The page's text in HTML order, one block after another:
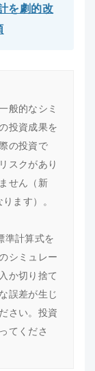
を劇的改
般的なシミ
投資成果を
の投資で
スクがあり
せん（新
ます）。
準計算式を
シミュレー
か切り捨て
誤差が生じ
さい。投資
てくださ